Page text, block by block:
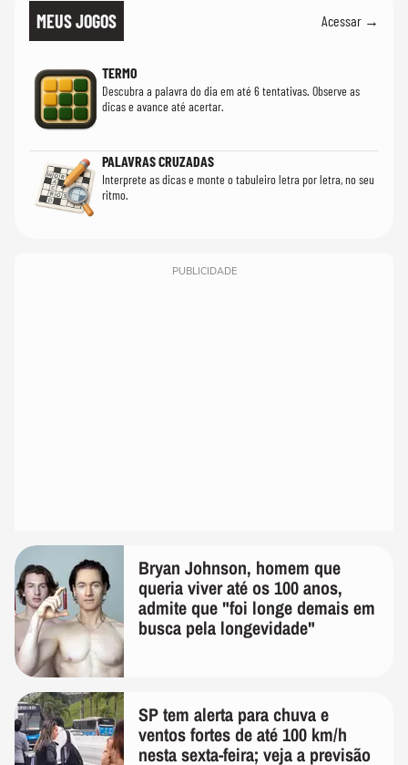
MEUS JOGOS Acessar →
TERMO
Descubra a palavra do dia em até 6 tentativas. Observe as
dicas e avance até acertar.
PALAVRAS CRUZADAS
Interprete as dicas e monte o tabuleiro letra por letra, no seu
ritmo.
PUBLICIDADE
Bryan Johnson, homem que
queria viver até os 100 anos,
admite que "foi longe demais em
busca pela longevidade"
SP tem alerta para chuva e
ventos fortes de até 100 km/h
nesta sexta-feira; veja a previsão